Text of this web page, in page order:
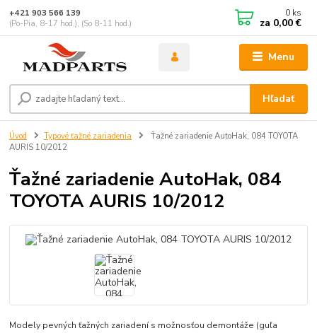
Menu
Hľadať
+421 903 566 139
(Po-Pia, 8-17 hod.), (So 8-11 hod.)
0 ks
za 0,00 €
Úvod Typové ťažné zariadenia
Ťažné zariadenie AutoHak, 084 TOYOTA
AURIS 10/2012
Ťažné zariadenie AutoHak, 084
TOYOTA AURIS 10/2012
Modely pevných ťažných zariadení s možnosťou demontáže (guľa